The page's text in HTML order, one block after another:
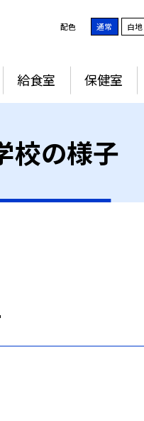
配色 通常 白地
給食室 保健室
校の様子